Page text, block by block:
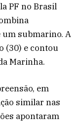
PF no Brasil
um submarino. A
(30) e contou
Marinha.
em
similar nas
apontaram